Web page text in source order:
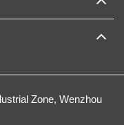
Zone, Wenzhou